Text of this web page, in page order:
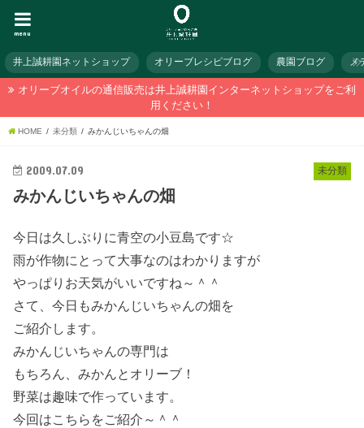
menu
井上誠耕園ネットショップ オリーブレシピブログ 農園ブログ メ
オリーブオイルの通信販売は井上誠耕園インターネットショップをご利
用ください！
HOME 未分類 みかんじいちゃんの畑
未分類
2009.07.09
みかんじいちゃんの畑
今日は久しぶりに青空の小豆島です☆
雨が作物にとって大事なのはわかりますが
やっぱりお天気がいいですね～＾＾
さて、今日もみかんじいちゃんの畑を
ご紹介します。
みかんじいちゃんの専門は
もちろん、みかんとオリーブ！
野菜は趣味で作っています。
今回はこちらをご紹介～＾＾